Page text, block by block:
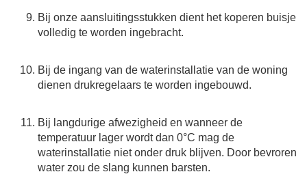
Bij onze aansluitingsstukken dient het koperen buisje
volledig te worden ingebracht.
Bij de ingang van de waterinstallatie van de woning
dienen drukregelaars te worden ingebouwd.
Bij langdurige afwezigheid en wanneer de
temperatuur lager wordt dan 0°C mag de
waterinstallatie niet onder druk blijven. Door bevroren
water zou de slang kunnen barsten.